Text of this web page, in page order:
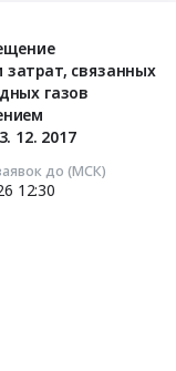
связанных
газов
12. 2017
до (МСК)
12:30